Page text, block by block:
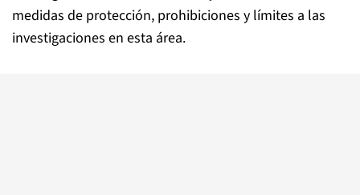
medidas de protección, prohibiciones y límites a las
investigaciones en esta área.